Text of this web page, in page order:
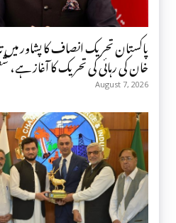
پاکستان تحریک انصاف کا پشاور
خان کی رہائی کی تحریک کا آغاز ہے،
August 7, 2026